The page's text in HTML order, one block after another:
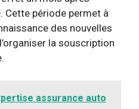
Cette période permet à
des nouvelles
la souscription
assurance auto